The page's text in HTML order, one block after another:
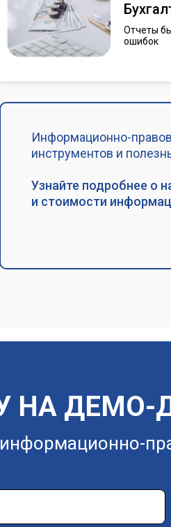
Отчеты
ошибок
Информационно-
инструментов и
Узнайте подробнее о
и стоимости
НА ДЕМО-